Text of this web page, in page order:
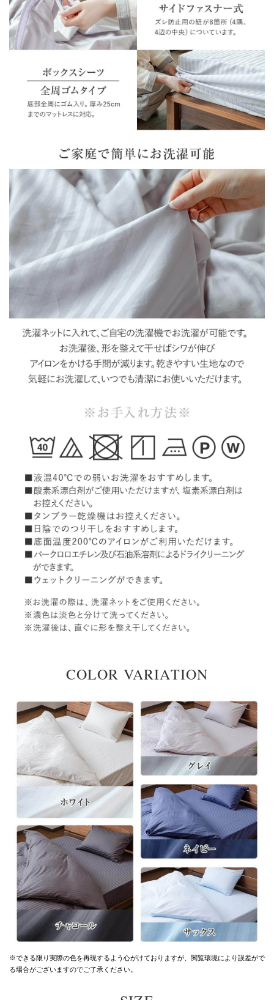
COLOR VARIATION
※できる限り実際の色を再現するよう心がけておりますが、 閲覧環境により誤差がで
る場合がございますのでご了承ください。